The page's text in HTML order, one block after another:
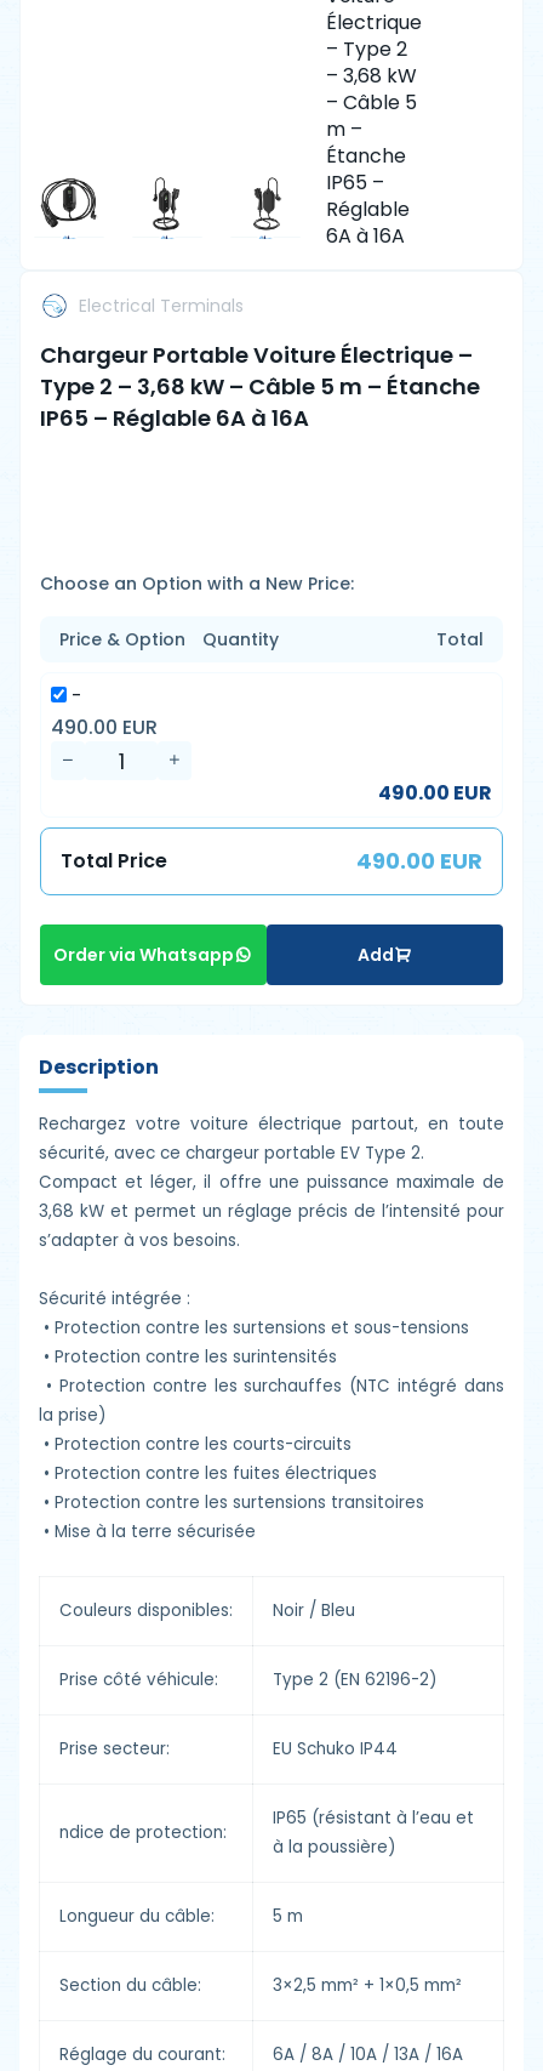
Electrical Terminals
Chargeur Portable Voiture Électrique –
Type 2 – 3,68 kW – Câble 5 m – Étanche
IP65 – Réglable 6A à 16A
Choose an Option with a New Price:
Price & Option Quantity Total
-
490.00 EUR
490.00 EUR
Total Price 490.00 EUR
Order via Whatsapp Add
Description
Rechargez votre voiture électrique partout, en toute
sécurité, avec ce chargeur portable EV Type 2.
Compact et léger, il offre une puissance maximale de
3,68 kW et permet un réglage précis de l’intensité pour
s’adapter à vos besoins.
Sécurité intégrée :
• Protection contre les surtensions et sous-tensions
• Protection contre les surintensités
• Protection contre les surchauffes (NTC intégré dans
la prise)
• Protection contre les courts-circuits
• Protection contre les fuites électriques
• Protection contre les surtensions transitoires
• Mise à la terre sécurisée
Couleurs disponibles: Noir / Bleu
Prise côté véhicule: Type 2 (EN 62196-2)
Prise secteur: EU Schuko IP44
ndice de protection:
IP65 (résistant à l’eau et
à la poussière)
Longueur du câble: 5 m
Section du câble: 3×2,5 mm² + 1×0,5 mm²
Réglage du courant: 6A / 8A / 10A / 13A / 16A